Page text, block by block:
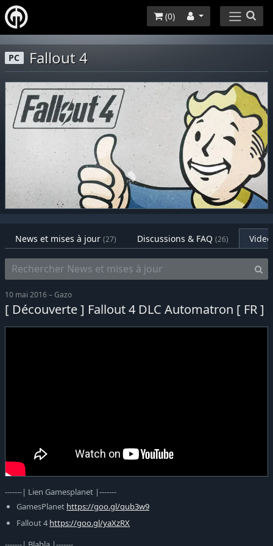
(0)
PC Fallout 4
News et mises à jour (27) Discussions & FAQ (26)
10 mai 2016 – Gazo
[ Découverte ] Fallout 4 DLC Automatron [ FR ]
-------| Lien Gamesplanet |-------
GamesPlanet https://goo.gl/qub3w9
Fallout 4 https://goo.gl/yaXzRX